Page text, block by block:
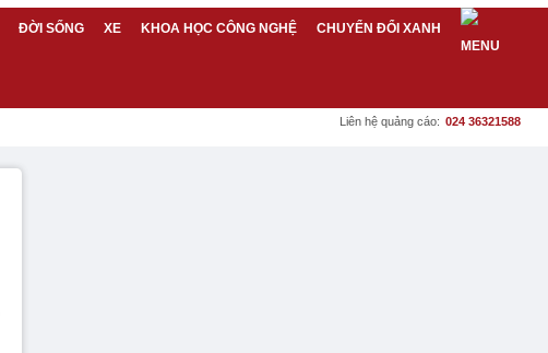
ĐỜI SỐNG XE KHOA HỌC CÔNG NGHỆ CHUYỂN ĐỔI XANH
Liên hệ quảng cáo: 024 36321588